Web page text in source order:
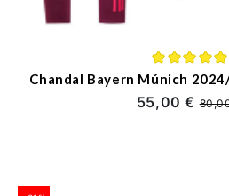
Chandal Bayern Múnich
55,00 €